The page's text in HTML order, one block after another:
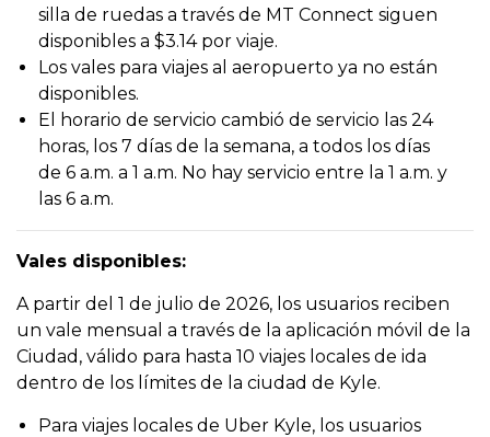
silla de ruedas a través de MT Connect siguen
disponibles a $3.14 por viaje.
Los vales para viajes al aeropuerto ya no están
disponibles.
El horario de servicio cambió de servicio las 24
horas, los 7 días de la semana, a todos los días
de 6 a.m. a 1 a.m. No hay servicio entre la 1 a.m. y
las 6 a.m.
Vales disponibles:
A partir del 1 de julio de 2026, los usuarios reciben
un vale mensual a través de la aplicación móvil de la
Ciudad, válido para hasta 10 viajes locales de ida
dentro de los límites de la ciudad de Kyle.
Para viajes locales de Uber Kyle, los usuarios